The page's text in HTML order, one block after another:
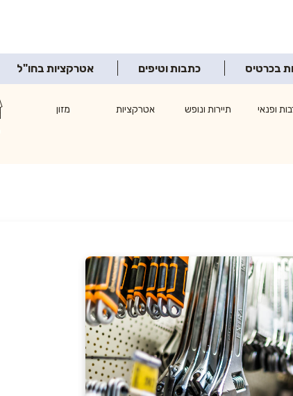
בכרטיס כתבות וטיפים אטרקציות בחו"ל
ופנאי תיירות ונופש אטרקציות
מזון